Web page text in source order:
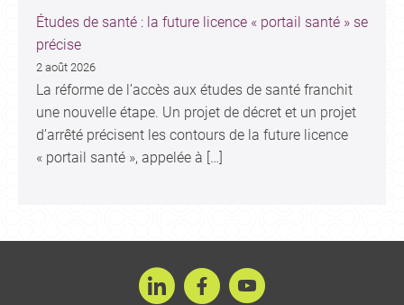
Études de santé : la future licence « portail santé » se
précise
2 août 2026
La réforme de l’accès aux études de santé franchit
une nouvelle étape. Un projet de décret et un projet
d’arrêté précisent les contours de la future licence
« portail santé », appelée à […]